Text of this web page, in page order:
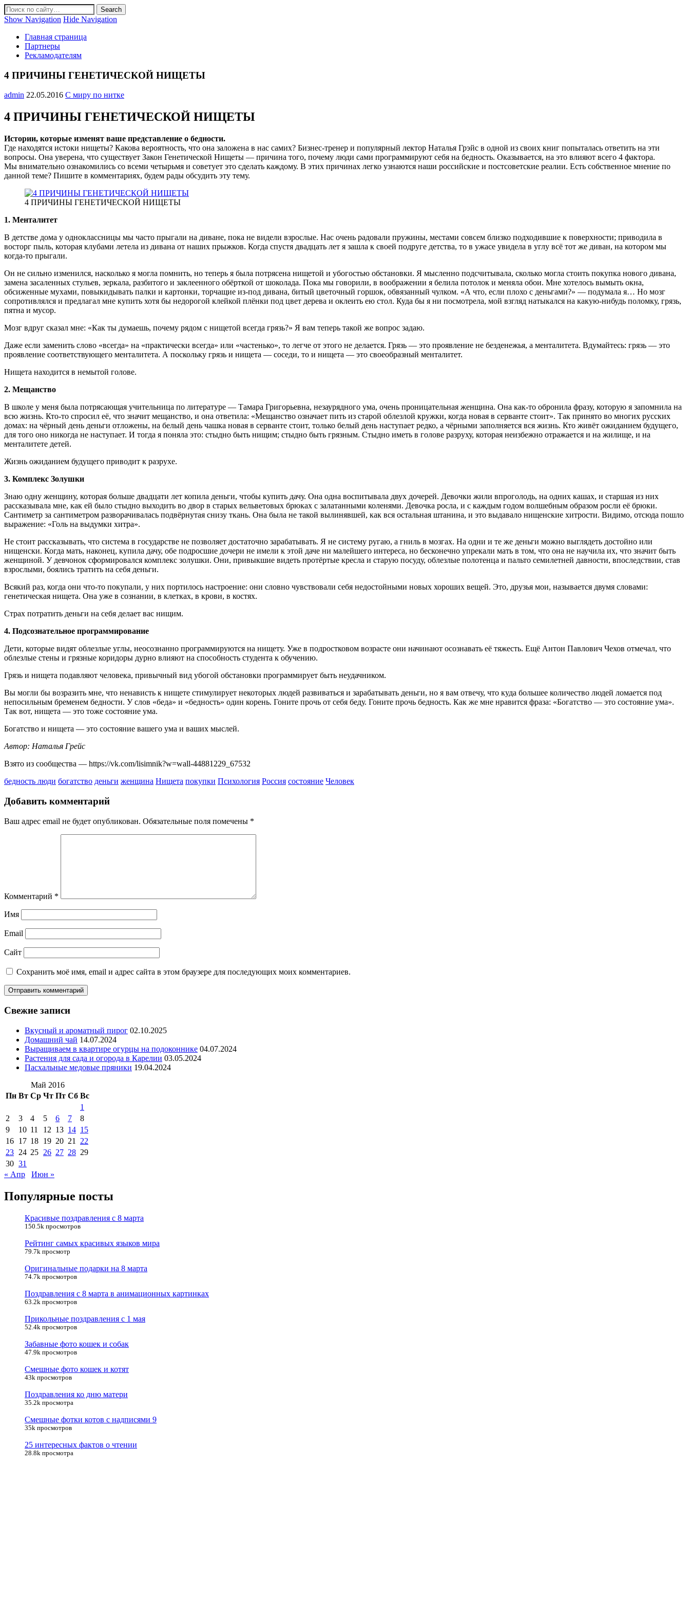
Show Navigation Hide Navigation
Главная страница
Партнеры
Рекламодателям
4 ПРИЧИНЫ ГЕНЕТИЧЕСКОЙ НИЩЕТЫ
admin 22.05.2016 С миру по нитке
4 ПРИЧИНЫ ГЕНЕТИЧЕСКОЙ НИЩЕТЫ
Истории, которые изменят ваше представление о бедности.
Где находятся истоки нищеты? Какова вероятность, что она заложена в нас самих? Бизнес-тренер и популярный лектор Наталья Грэйс в одной из своих книг попыталась ответить на эти
вопросы. Она уверена, что существует Закон Генетической Нищеты — причина того, почему люди сами программируют себя на бедность. Оказывается, на это влияют всего 4 фактора.
Мы внимательно ознакомились со всеми четырьмя и советует это сделать каждому. В этих причинах легко узнаются наши российские и постсоветские реалии. Есть собственное мнение по
данной теме? Пишите в комментариях, будем рады обсудить эту тему.
4 ПРИЧИНЫ ГЕНЕТИЧЕСКОЙ НИЩЕТЫ
1. Менталитет
В детстве дома у одноклассницы мы часто прыгали на диване, пока не видели взрослые. Нас очень радовали пружины, местами совсем близко подходившие к поверхности; приводила в
восторг пыль, которая клубами летела из дивана от наших прыжков. Когда спустя двадцать лет я зашла к своей подруге детства, то в ужасе увидела в углу всё тот же диван, на котором мы
когда-то прыгали.
Он не сильно изменился, насколько я могла помнить, но теперь я была потрясена нищетой и убогостью обстановки. Я мысленно подсчитывала, сколько могла стоить покупка нового дивана,
замена засаленных стульев, зеркала, разбитого и заклеенного обёрткой от шоколада. Пока мы говорили, в воображении я белила потолок и меняла обои. Мне хотелось вымыть окна,
обсиженные мухами, повыкидывать палки и картонки, торчащие из-под дивана, битый цветочный горшок, обвязанный чулком. «А что, если плохо с деньгами?» — подумала я… Но мозг
сопротивлялся и предлагал мне купить хотя бы недорогой клейкой плёнки под цвет дерева и оклеить ею стол. Куда бы я ни посмотрела, мой взгляд натыкался на какую-нибудь поломку, грязь,
пятна и мусор.
Мозг вдруг сказал мне: «Как ты думаешь, почему рядом с нищетой всегда грязь?» Я вам теперь такой же вопрос задаю.
Даже если заменить слово «всегда» на «практически всегда» или «частенько», то легче от этого не делается. Грязь — это проявление не безденежья, а менталитета. Вдумайтесь: грязь — это
проявление соответствующего менталитета. А поскольку грязь и нищета — соседи, то и нищета — это своеобразный менталитет.
Нищета находится в немытой голове.
2. Мещанство
В школе у меня была потрясающая учительница по литературе — Тамара Григорьевна, незаурядного ума, очень проницательная женщина. Она как-то обронила фразу, которую я запомнила на
всю жизнь. Кто-то спросил её, что значит мещанство, и она ответила: «Мещанство означает пить из старой облезлой кружки, когда новая в серванте стоит». Так принято во многих русских
домах: на чёрный день деньги отложены, на белый день чашка новая в серванте стоит, только белый день наступает редко, а чёрными заполняется вся жизнь. Кто живёт ожиданием будущего,
для того оно никогда не наступает. И тогда я поняла это: стыдно быть нищим; стыдно быть грязным. Стыдно иметь в голове разруху, которая неизбежно отражается и на жилище, и на
менталитете детей.
Жизнь ожиданием будущего приводит к разрухе.
3. Комплекс Золушки
Знаю одну женщину, которая больше двадцати лет копила деньги, чтобы купить дачу. Она одна воспитывала двух дочерей. Девочки жили впроголодь, на одних кашах, и старшая из них
рассказывала мне, как ей было стыдно выходить во двор в старых вельветовых брюках с залатанными коленями. Девочка росла, и с каждым годом волшебным образом росли её брюки.
Сантиметр за сантиметром разворачивалась подвёрнутая снизу ткань. Она была не такой вылинявшей, как вся остальная штанина, и это выдавало нищенские хитрости. Видимо, отсюда пошло
выражение: «Голь на выдумки хитра».
Не стоит рассказывать, что система в государстве не позволяет достаточно зарабатывать. Я не систему ругаю, а гниль в мозгах. На одни и те же деньги можно выглядеть достойно или
нищенски. Когда мать, наконец, купила дачу, обе подросшие дочери не имели к этой даче ни малейшего интереса, но бесконечно упрекали мать в том, что она не научила их, что значит быть
женщиной. У девчонок сформировался комплекс золушки. Они, привыкшие видеть протёртые кресла и старую посуду, облезлые полотенца и пальто семилетней давности, впоследствии, став
взрослыми, боялись тратить на себя деньги.
Всякий раз, когда они что-то покупали, у них портилось настроение: они словно чувствовали себя недостойными новых хороших вещей. Это, друзья мои, называется двумя словами:
генетическая нищета. Она уже в сознании, в клетках, в крови, в костях.
Страх потратить деньги на себя делает вас нищим.
4. Подсознательное программирование
Дети, которые видят облезлые углы, неосознанно программируются на нищету. Уже в подростковом возрасте они начинают осознавать её тяжесть. Ещё Антон Павлович Чехов отмечал, что
облезлые стены и грязные коридоры дурно влияют на способность студента к обучению.
Грязь и нищета подавляют человека, привычный вид убогой обстановки программирует быть неудачником.
Вы могли бы возразить мне, что ненависть к нищете стимулирует некоторых людей развиваться и зарабатывать деньги, но я вам отвечу, что куда большее количество людей ломается под
непосильным бременем бедности. У слов «беда» и «бедность» один корень. Гоните прочь от себя беду. Гоните прочь бедность. Как же мне нравится фраза: «Богатство — это состояние ума».
Так вот, нищета — это тоже состояние ума.
Богатство и нищета — это состояние вашего ума и ваших мыслей.
Автор: Наталья Грейс
Взято из сообщества — https://vk.com/lisimnik?w=wall-44881229_67532
бедность люди богатство деньги женщина Нищета покупки Психология Россия состояние Человек
Добавить комментарий
Ваш адрес email не будет опубликован. Обязательные поля помечены *
Комментарий *
Имя
Email
Сайт
Сохранить моё имя, email и адрес сайта в этом браузере для последующих моих комментариев.
Свежие записи
Вкусный и ароматный пирог 02.10.2025
Домашний чай 14.07.2024
Выращиваем в квартире огурцы на подоконнике 04.07.2024
Растения для сада и огорода в Карелии 03.05.2024
Пасхальные медовые пряники 19.04.2024
Май 2016
Пн Вт Ср Чт Пт Сб Вс
1
2
3 4 5 6 7
8
9
10 11 12 13 14 15
16 17 18 19 20 21
22
23 24 25 26 27 28 29
30 31
« Апр
Июн »
Популярные посты
Красивые поздравления с 8 марта
150.5k просмотров
Рейтинг самых красивых языков мира
79.7k просмотр
Оригинальные подарки на 8 марта
74.7k просмотров
Поздравления с 8 марта в анимационных картинках
63.2k просмотров
Прикольные поздравления с 1 мая
52.4k просмотров
Забавные фото кошек и собак
47.9k просмотров
Смешные фото кошек и котят
43k просмотров
Поздравления ко дню матери
35.2k просмотра
Смешные фотки котов с надписями 9
35k просмотров
25 интересных фактов о чтении
28.8k просмотра